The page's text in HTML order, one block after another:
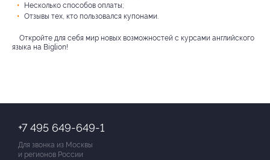
Несколько способов оплаты;
Отзывы тех, кто пользовался купонами.
Откройте для себя мир новых возможностей с курсами английского
языка на Biglion!
+7 495 649-649-1
Для звонка из Москвы
и регионов России